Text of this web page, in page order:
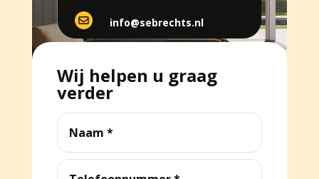
info@sebrechts.nl
Wij helpen u graag
verder